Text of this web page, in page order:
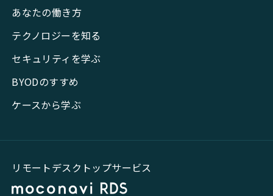
あなたの働き方
テクノロジーを知る
セキュリティを学ぶ
BYODのすすめ
ケースから学ぶ
リモートデスクトップサービス